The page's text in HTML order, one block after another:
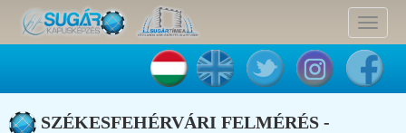
Toggle
SZÉKESFEHÉRVÁRI FELMÉRÉS -